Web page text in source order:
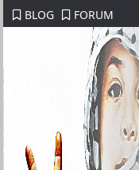
BLOG FORUM